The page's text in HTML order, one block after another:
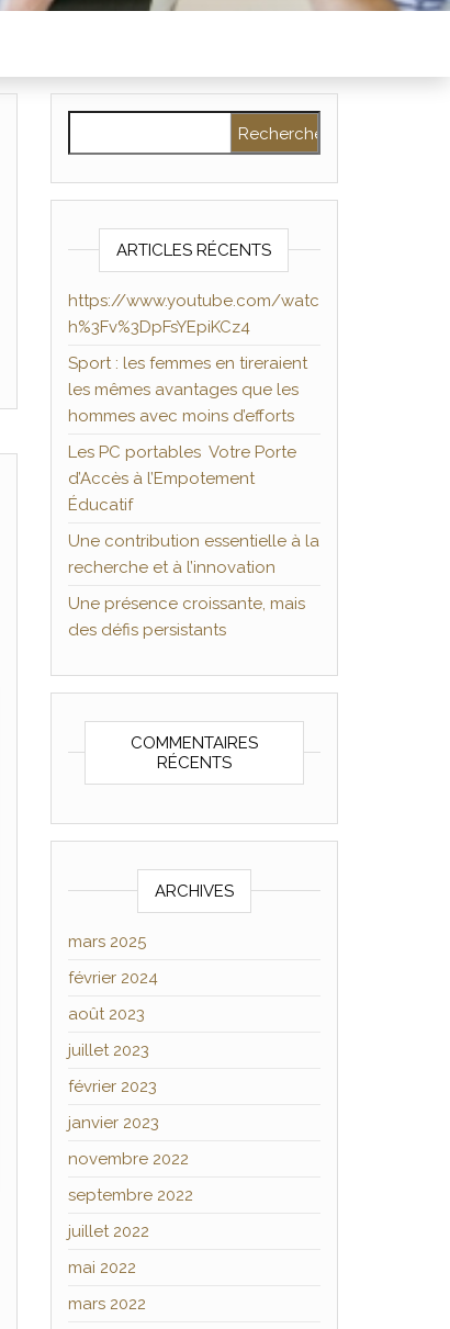
ARTICLES RÉCENTS
https://www.youtube.com/watc
h%3Fv%3DpFsYEpiKCz4
Sport : les femmes en tireraient
les mêmes avantages que les
hommes avec moins d’efforts
Les PC portables Votre Porte
d’Accès à l’Empotement
Éducatif
Une contribution essentielle à la
recherche et à l’innovation
Une présence croissante, mais
des défis persistants
COMMENTAIRES
RÉCENTS
ARCHIVES
mars 2025
février 2024
août 2023
juillet 2023
février 2023
janvier 2023
novembre 2022
septembre 2022
juillet 2022
mai 2022
mars 2022